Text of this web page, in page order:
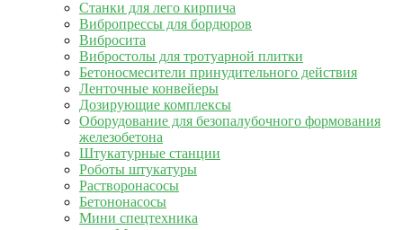
Станки для лего кирпича
Вибропрессы для бордюров
Вибросита
Вибростолы для тротуарной плитки
Бетоносмесители принудительного действия
Ленточные конвейеры
Дозирующие комплексы
Оборудование для безопалубочного формования
железобетона
Штукатурные станции
Роботы штукатуры
Растворонасосы
Бетононасосы
Мини спецтехника